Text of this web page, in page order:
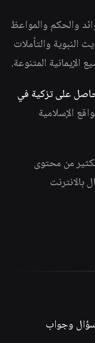
والحكم والمواعظ
النبوية والتأملات
الإيمانية المتنوعة.
على تزكية في
الإسلامية
من محتوى
سؤال وجواب